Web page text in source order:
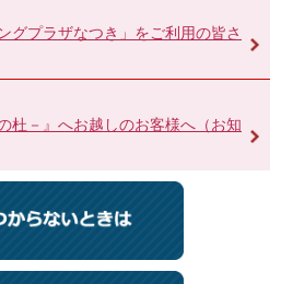
グプラザなつき」をご利用の皆さ
杜－』へお越しのお客様へ（お知